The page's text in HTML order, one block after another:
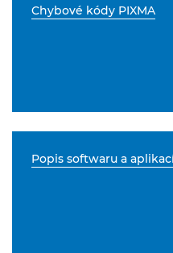
Chybové kódy PIXMA
Popis softwaru a